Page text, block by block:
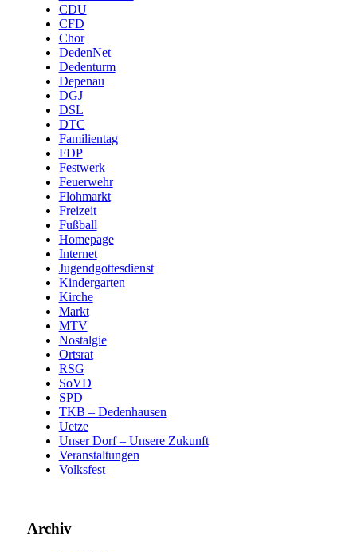
CDU
CFD
Chor
DedenNet
Dedenturm
Depenau
DGJ
DSL
DTC
Familientag
FDP
Festwerk
Feuerwehr
Flohmarkt
Freizeit
Fußball
Homepage
Internet
Jugendgottesdienst
Kindergarten
Kirche
Markt
MTV
Nostalgie
Ortsrat
RSG
SoVD
SPD
TKB – Dedenhausen
Uetze
Unser Dorf – Unsere Zukunft
Veranstaltungen
Volksfest
Archiv